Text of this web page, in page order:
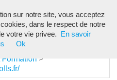
>
sur notre site, vous acceptez
dans le respect de notre
votre vie privee.
En savoir
Ok